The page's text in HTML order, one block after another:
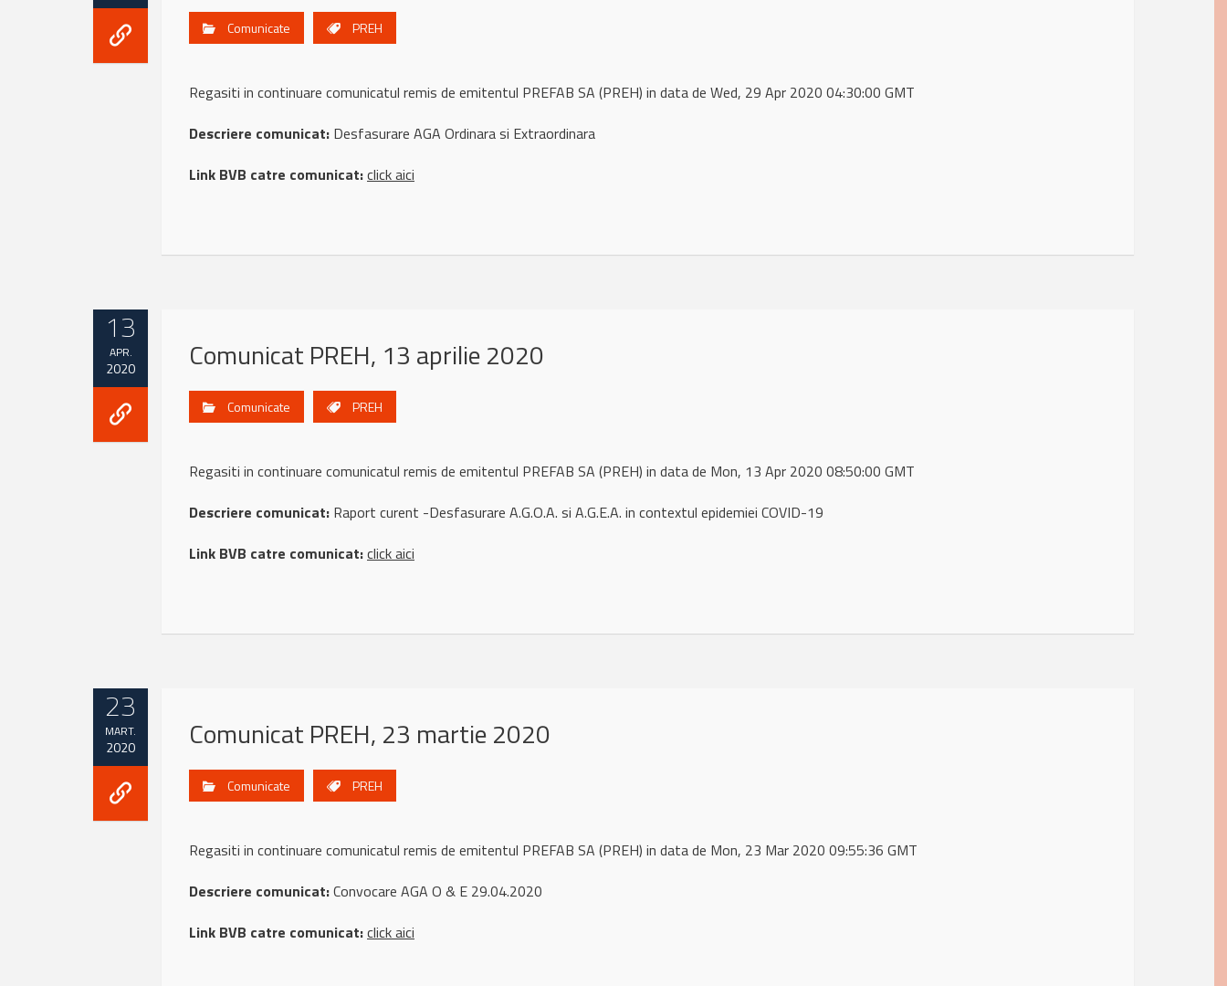
Comunicate PREH
Regasiti in continuare comunicatul remis de emitentul PREFAB SA (PREH) in data de Wed, 29 Apr 2020 04:30:00 GMT
Descriere comunicat: Desfasurare AGA Ordinara si Extraordinara
Link BVB catre comunicat:click aici
13
APR.
2020 Comunicat PREH, 13 aprilie 2020
Comunicate PREH
Regasiti in continuare comunicatul remis de emitentul PREFAB SA (PREH) in data de Mon, 13 Apr 2020 08:50:00 GMT
Descriere comunicat: Raport curent -Desfasurare A.G.O.A. si A.G.E.A. in contextul epidemiei COVID-19
Link BVB catre comunicat:click aici
23
MART.
2020 Comunicat PREH, 23 martie 2020
Comunicate PREH
Regasiti in continuare comunicatul remis de emitentul PREFAB SA (PREH) in data de Mon, 23 Mar 2020 09:55:36 GMT
Descriere comunicat:Convocare AGA O & E 29.04.2020
Link BVB catre comunicat:click aici